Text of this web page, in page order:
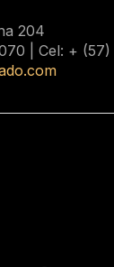
204
| Cel: + (57)